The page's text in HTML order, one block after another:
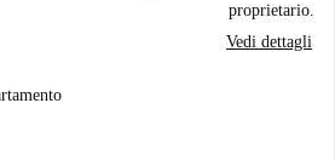
proprietario.
Vedi dettagli